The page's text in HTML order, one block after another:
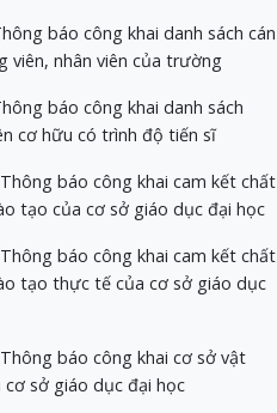
báo công khai danh sách cán
viên, nhân viên của trường
báo công khai danh sách
cơ hữu có trình độ tiến sĩ
báo công khai cam kết chất
tạo của cơ sở giáo dục đại học
báo công khai cam kết chất
tạo thực tế của cơ sở giáo dục
báo công khai cơ sở vật
cơ sở giáo dục đại học